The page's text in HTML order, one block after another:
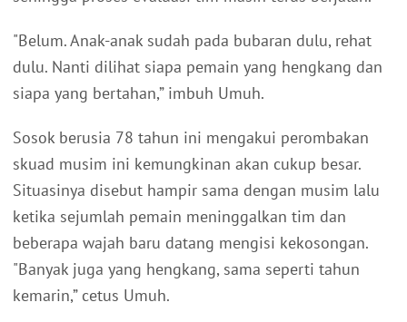
"Belum. Anak-anak sudah pada bubaran dulu, rehat
dulu. Nanti dilihat siapa pemain yang hengkang dan
siapa yang bertahan,” imbuh Umuh.
Sosok berusia 78 tahun ini mengakui perombakan
skuad musim ini kemungkinan akan cukup besar.
Situasinya disebut hampir sama dengan musim lalu
ketika sejumlah pemain meninggalkan tim dan
beberapa wajah baru datang mengisi kekosongan.
"Banyak juga yang hengkang, sama seperti tahun
kemarin,” cetus Umuh.